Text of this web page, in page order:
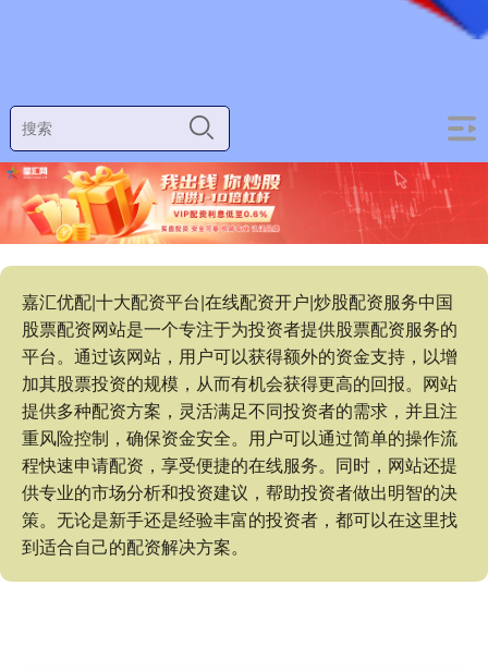
嘉汇优配|十大配资平台|在线配资开户|炒股配资服务中国
股票配资网站是一个专注于为投资者提供股票配资服务的
平台。通过该网站，用户可以获得额外的资金支持，以增
加其股票投资的规模，从而有机会获得更高的回报。网站
提供多种配资方案，灵活满足不同投资者的需求，并且注
重风险控制，确保资金安全。用户可以通过简单的操作流
程快速申请配资，享受便捷的在线服务。同时，网站还提
供专业的市场分析和投资建议，帮助投资者做出明智的决
策。无论是新手还是经验丰富的投资者，都可以在这里找
到适合自己的配资解决方案。